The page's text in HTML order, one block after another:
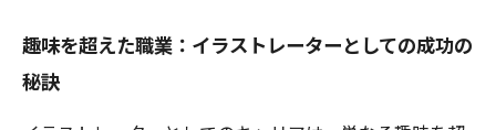
趣味を超えた職業：イラストレーターとしての成功の
秘訣